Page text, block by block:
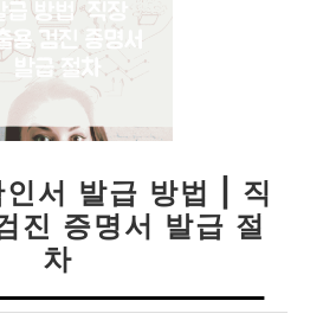
서 발급 방법 | 직
진 증명서 발급 절
차